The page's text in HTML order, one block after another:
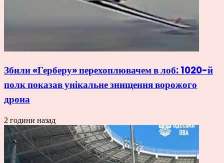
Збили «Герберу» перехоплювачем в лоб: 1020-й
полк показав унікальне знищення ворожого
дрона
2 години назад